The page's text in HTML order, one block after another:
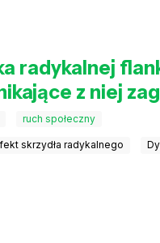
radykalnej
z niej
ruch społeczny
skrzydła radykalnego